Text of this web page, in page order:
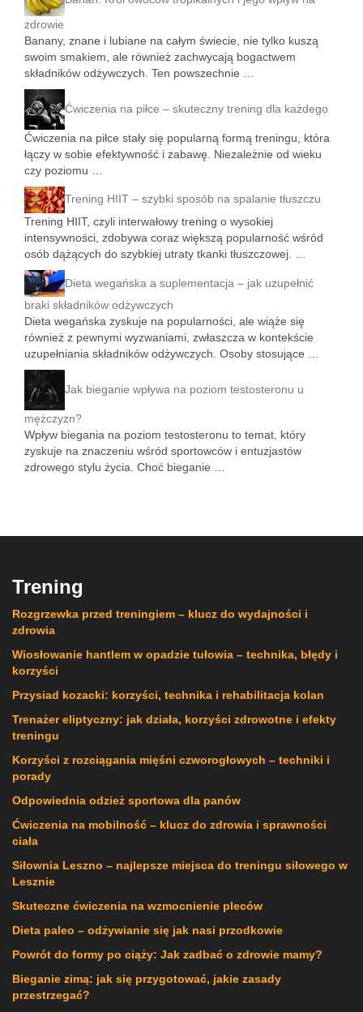
zdrowie
Banany, znane i lubiane na całym świecie, nie tylko kuszą
swoim smakiem, ale również zachwycają bogactwem
składników odżywczych. Ten powszechnie …
Ćwiczenia na piłce – skuteczny trening dla każdego
Ćwiczenia na piłce stały się popularną formą treningu, która
łączy w sobie efektywność i zabawę. Niezależnie od wieku
czy poziomu …
Trening HIIT – szybki sposób na spalanie tłuszczu
Trening HIIT, czyli interwałowy trening o wysokiej
intensywności, zdobywa coraz większą popularność wśród
osób dążących do szybkiej utraty tkanki tłuszczowej. …
Dieta wegańska a suplementacja – jak uzupełnić
braki składników odżywczych
Dieta wegańska zyskuje na popularności, ale wiąże się
również z pewnymi wyzwaniami, zwłaszcza w kontekście
uzupełniania składników odżywczych. Osoby stosujące …
Jak bieganie wpływa na poziom testosteronu u
mężczyzn?
Wpływ biegania na poziom testosteronu to temat, który
zyskuje na znaczeniu wśród sportowców i entuzjastów
zdrowego stylu życia. Choć bieganie …
Trening
Rozgrzewka przed treningiem – klucz do wydajności i
zdrowia
Wiosłowanie hantlem w opadzie tułowia – technika, błędy i
korzyści
Przysiad kozacki: korzyści, technika i rehabilitacja kolan
Trenażer eliptyczny: jak działa, korzyści zdrowotne i efekty
treningu
Korzyści z rozciągania mięśni czworogłowych – techniki i
porady
Odpowiednia odzież sportowa dla panów
Ćwiczenia na mobilność – klucz do zdrowia i sprawności
ciała
Siłownia Leszno – najlepsze miejsca do treningu siłowego w
Lesznie
Skuteczne ćwiczenia na wzmocnienie pleców
Dieta paleo – odżywianie się jak nasi przodkowie
Powrót do formy po ciąży: Jak zadbać o zdrowie mamy?
Bieganie zimą: jak się przygotować, jakie zasady
przestrzegać?